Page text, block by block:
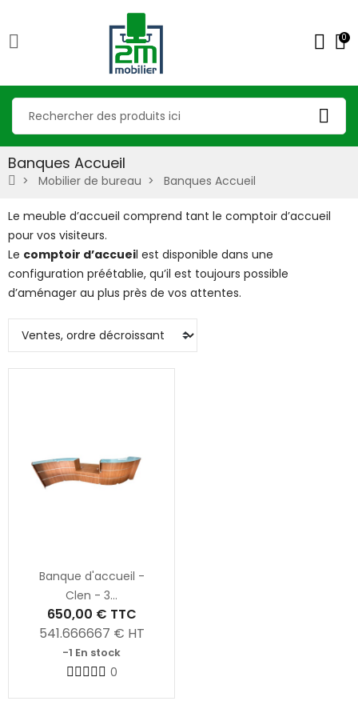
0
Banques Accueil
Mobilier de bureau Banques Accueil
Le meuble d’accueil comprend tant le comptoir d’accueil
pour vos visiteurs.
Le comptoir d’accueil est disponible dans une
configuration préétablie, qu’il est toujours possible
d’aménager au plus près de vos attentes.
Banque d'accueil -
Clen - 3...
650,00 € TTC
541.666667 € HT
-1 En stock
0